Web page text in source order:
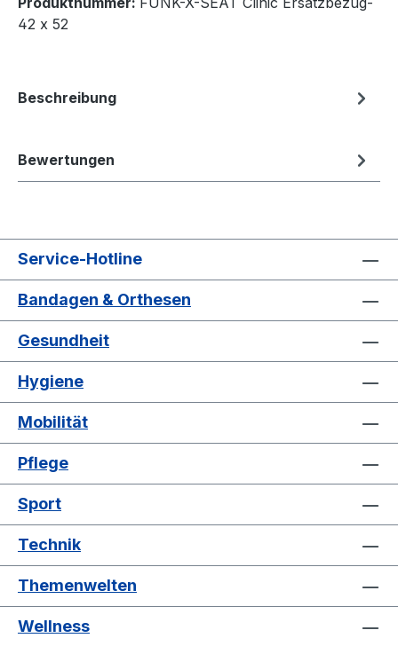
42 x 52
Beschreibung
Bewertungen
Service-Hotline
Bandagen & Orthesen
Gesundheit
Hygiene
Mobilität
Pflege
Sport
Technik
Themenwelten
Wellness